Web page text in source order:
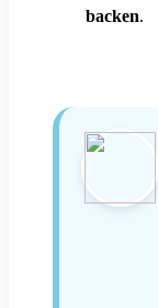
backen.